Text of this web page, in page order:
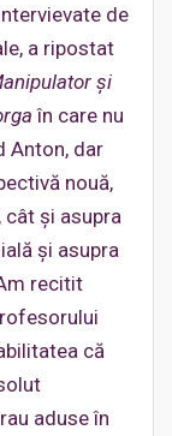
de
a ripostat
și
în care nu
Anton, dar
nouă,
cât și asupra
și asupra
recitit
că
aduse în